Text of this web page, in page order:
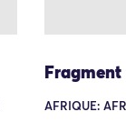
Fragment
AFRIQUE: